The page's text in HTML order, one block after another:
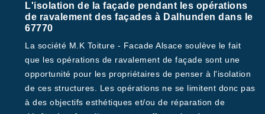
L'isolation de la façade pendant les opérations
de ravalement des façades à Dalhunden dans le
67770
La société M.K Toiture - Facade Alsace soulève le fait
que les opérations de ravalement de façade sont une
opportunité pour les propriétaires de penser à l'isolation
de ces structures. Les opérations ne se limitent donc pas
à des objectifs esthétiques et/ou de réparation de